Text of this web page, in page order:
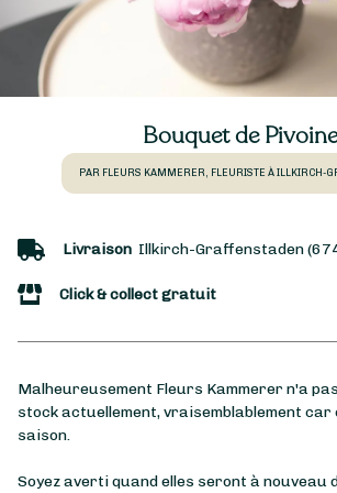
Bouquet de
PAR FLEURS KAMMERER, FLEURISTE À ILLKIRCH-
Livraison Illkirch-Graffenstaden
Click & collect gratuit
Malheureusement Fleurs Kammerer n'a
stock actuellement, vraisemblablement car
saison.
Soyez averti quand elles seront à nouveau